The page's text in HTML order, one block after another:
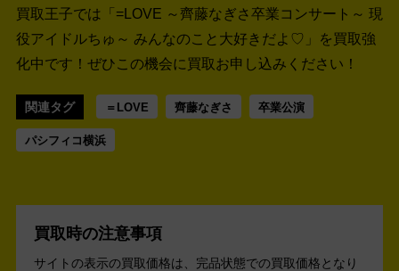
買取王子では「=LOVE ～齊藤なぎさ卒業コンサート～ 現
役アイドルちゅ～ みんなのこと大好きだよ♡」を買取強
化中です！ ぜひこの機会に買取お申し込みください！
関連タグ ＝LOVE 齊藤なぎさ 卒業公演
パシフィコ横浜
買取時の注意事項
サイトの表示の買取価格は、完品状態での買取価格となり